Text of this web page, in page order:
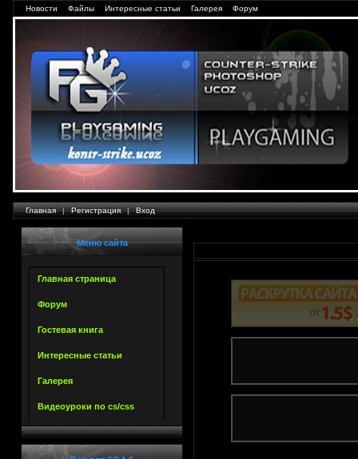
Новости Файлы Интересные статьи Галерея Форум
Главная | Регистрация | Вход
Меню сайта
Главная страница
Форум
Гостевая книга
Интересные статьи
Галерея
Видеоуроки по cs/css